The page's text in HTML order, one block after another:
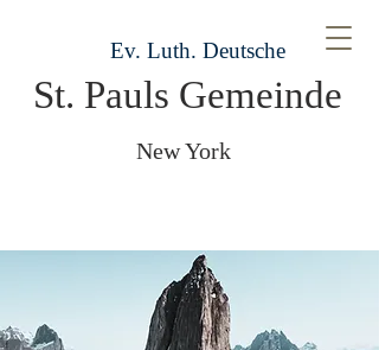
Ev. Luth. Deutsche
St. Pauls Gemeinde
New York